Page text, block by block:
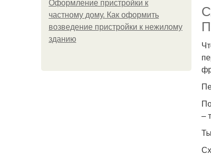
Оформление пристройки к
частному дому. Как оформить
возведение пристройки к нежилому
зданию
–